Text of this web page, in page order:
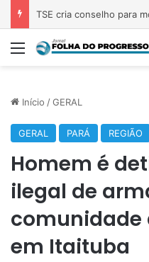
Menu
Início /GERAL
GERAL PARÁ REGIÃO
Homem é
ilegal de
comunidade
em Itaituba